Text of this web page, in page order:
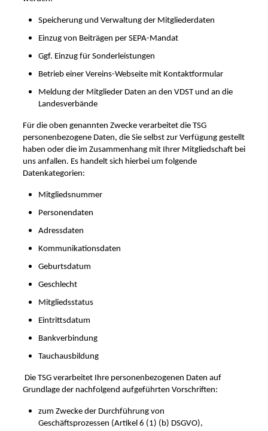
Speicherung und Verwaltung der Mitgliederdaten
Einzug von Beiträgen per SEPA-Mandat
Ggf. Einzug für Sonderleistungen
Betrieb einer Vereins-Webseite mit Kontaktformular
Meldung der Mitglieder Daten an den VDST und an die
Landesverbände
Für die oben genannten Zwecke verarbeitet die TSG
personenbezogene Daten, die Sie selbst zur Verfügung gestellt
haben oder die im Zusammenhang mit Ihrer Mitgliedschaft bei
uns anfallen. Es handelt sich hierbei um folgende
Datenkategorien:
Mitgliedsnummer
Personendaten
Adressdaten
Kommunikationsdaten
Geburtsdatum
Geschlecht
Mitgliedsstatus
Eintrittsdatum
Bankverbindung
Tauchausbildung
Die TSG verarbeitet Ihre personenbezogenen Daten auf
Grundlage der nachfolgend aufgeführten Vorschriften:
zum Zwecke der Durchführung von
Geschäftsprozessen (Artikel 6 (1) (b) DSGVO),